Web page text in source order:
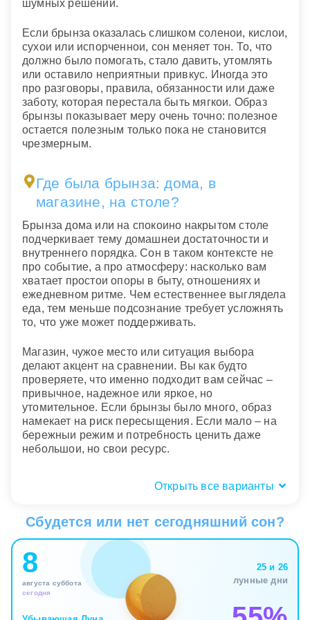
шумных решении.
Если брынза оказалась слишком соленои, кислои,
сухои или испорченнои, сон меняет тон. То, что
должно было помогать, стало давить, утомлять
или оставило неприятныи привкус. Иногда это
про разговоры, правила, обязанности или даже
заботу, которая перестала быть мягкои. Образ
брынзы показывает меру очень точно: полезное
остается полезным только пока не становится
чрезмерным.
Где была брынза: дома, в
магазине, на столе?
Брынза дома или на спокоино накрытом столе
подчеркивает тему домашнеи достаточности и
внутреннего порядка. Сон в таком контексте не
про событие, а про атмосферу: насколько вам
хватает простои опоры в быту, отношениях и
ежедневном ритме. Чем естественнее выглядела
еда, тем меньше подсознание требует усложнять
то, что уже может поддерживать.
Магазин, чужое место или ситуация выбора
делают акцент на сравнении. Вы как будто
проверяете, что именно подходит вам сейчас –
привычное, надежное или яркое, но
утомительное. Если брынзы было много, образ
намекает на риск пересыщения. Если мало – на
бережныи режим и потребность ценить даже
небольшои, но свои ресурс.
Открыть все варианты
пересол во сне
Для сна о брынзе телесное ощущение особенно
важно, потому что сам образ связан со вкусом и
насыщением. Приятная сытость после еды
говорит, что вы нащупали рабочии способ
поддерживать себя без лишнеи драматизации.
Подсознание через вкус показывает простую
Сбудется или нет сегодняшний сон?
8
августа суббота
сегодня
25 и 26
лунные дни